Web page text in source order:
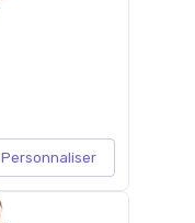
Personnaliser